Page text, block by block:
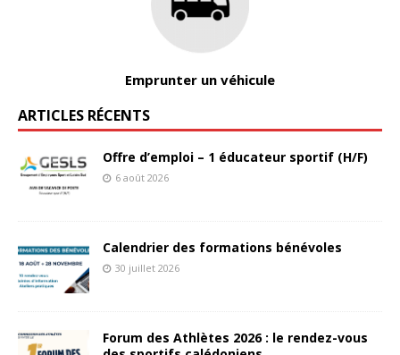
Emprunter un véhicule
ARTICLES RÉCENTS
Offre d’emploi – 1 éducateur sportif (H/F)
6 août 2026
Calendrier des formations bénévoles
30 juillet 2026
Forum des Athlètes 2026 : le rendez-vous